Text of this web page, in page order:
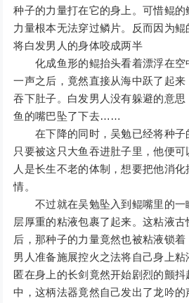
种子的力量打在它的身上。可惜鲲
力量根本无法穿过鳞片。反而因为
将白发男人的身体咬成两半
化成鱼形的鲲抬头看着漂浮在空
一声之后，竟然直接从海中跃了起
吞下肚子。白发男人没有躲避的意
鱼的嘴巴坠了下去……
在下降的同时，吴勉已经将种子
只要被这只大鱼吞进肚子里，他便
人是长生不老的体制，想要把他消
情。
不过就在吴勉坠入到鲲嘴里的一
层厚重的粘液包裹了起来。这粘液
后，那种子的力量竟然也被粘液锁
男人准备施展控火之法将自己身上
匿在身上的长剑竟然开始剧烈的颤
中，这柄法器竟然自己发出了龙吟的